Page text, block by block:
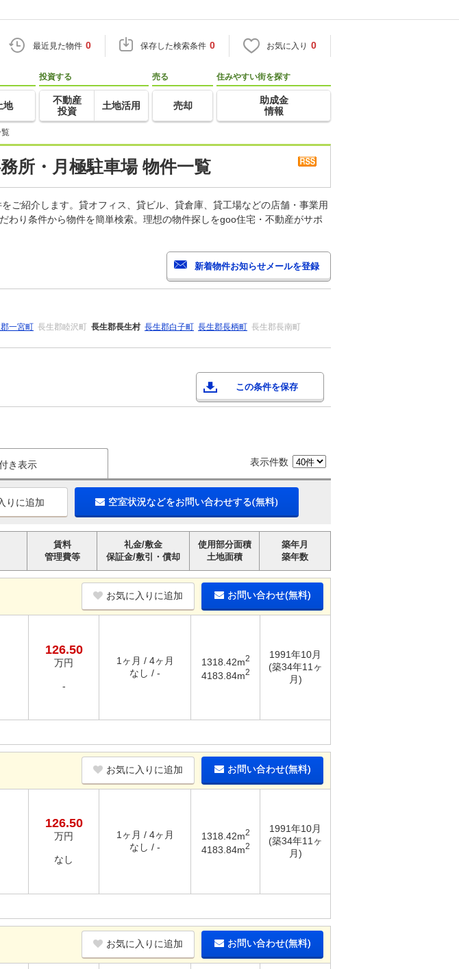
最近見た物件 0 保存した検索条件 0 お気に入り 0
地
投資する
不動産
投資
土地活用
売る
売却
住みやすい街を探す
助成金
情報
所・月極駐車場 物件一覧
ご紹介します。貸オフィス、貸ビル、貸倉庫、貸工場などの店舗・事業用
り条件から物件を簡単検索。理想の物件探しをgoo住宅・不動産がサポ
一宮町 長生郡睦沢町 長生郡長生村 長生郡白子町 長生郡長柄町 長生郡長南町
この条件を保存
き表示 表示件数
りに追加 空室状況などをお問い合わせする(無料)
賃料
管理費等
礼金/敷金
保証金/敷引・償却
使用部分面積
土地面積
築年月
築年数
お気に入りに追加 お問い合わせ(無料)
126.50
万円
-
1ヶ月 / 4ヶ月
なし / -
1318.42m2
4183.84m2
1991年10月
(築34年11ヶ
月)
お気に入りに追加 お問い合わせ(無料)
126.50
万円
なし
1ヶ月 / 4ヶ月
なし / -
1318.42m2
4183.84m2
1991年10月
(築34年11ヶ
月)
お気に入りに追加 お問い合わせ(無料)